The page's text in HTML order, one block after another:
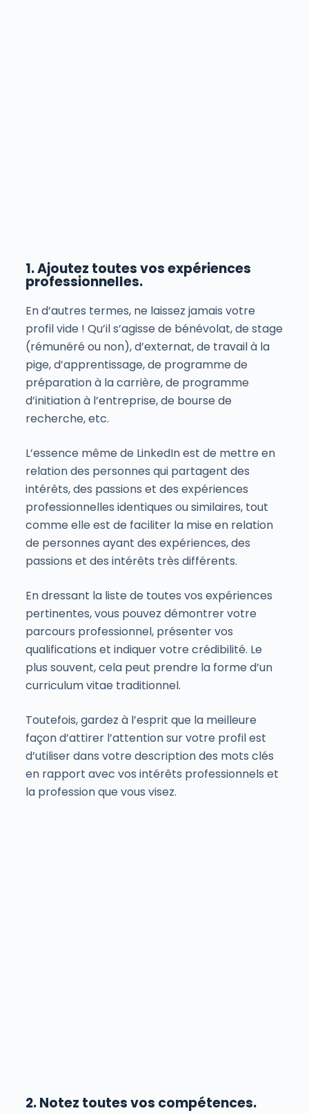
1. Ajoutez toutes vos expériences
professionnelles.
En d’autres termes, ne laissez jamais votre
profil vide ! Qu’il s’agisse de bénévolat, de stage
(rémunéré ou non), d’externat, de travail à la
pige, d’apprentissage, de programme de
préparation à la carrière, de programme
d’initiation à l’entreprise, de bourse de
recherche, etc.
L’essence même de LinkedIn est de mettre en
relation des personnes qui partagent des
intérêts, des passions et des expériences
professionnelles identiques ou similaires, tout
comme elle est de faciliter la mise en relation
de personnes ayant des expériences, des
passions et des intérêts très différents.
En dressant la liste de toutes vos expériences
pertinentes, vous pouvez démontrer votre
parcours professionnel, présenter vos
qualifications et indiquer votre crédibilité. Le
plus souvent, cela peut prendre la forme d’un
curriculum vitae traditionnel.
Toutefois, gardez à l’esprit que la meilleure
façon d’attirer l’attention sur votre profil est
d’utiliser dans votre description des mots clés
en rapport avec vos intérêts professionnels et
la profession que vous visez.
2. Notez toutes vos compétences.